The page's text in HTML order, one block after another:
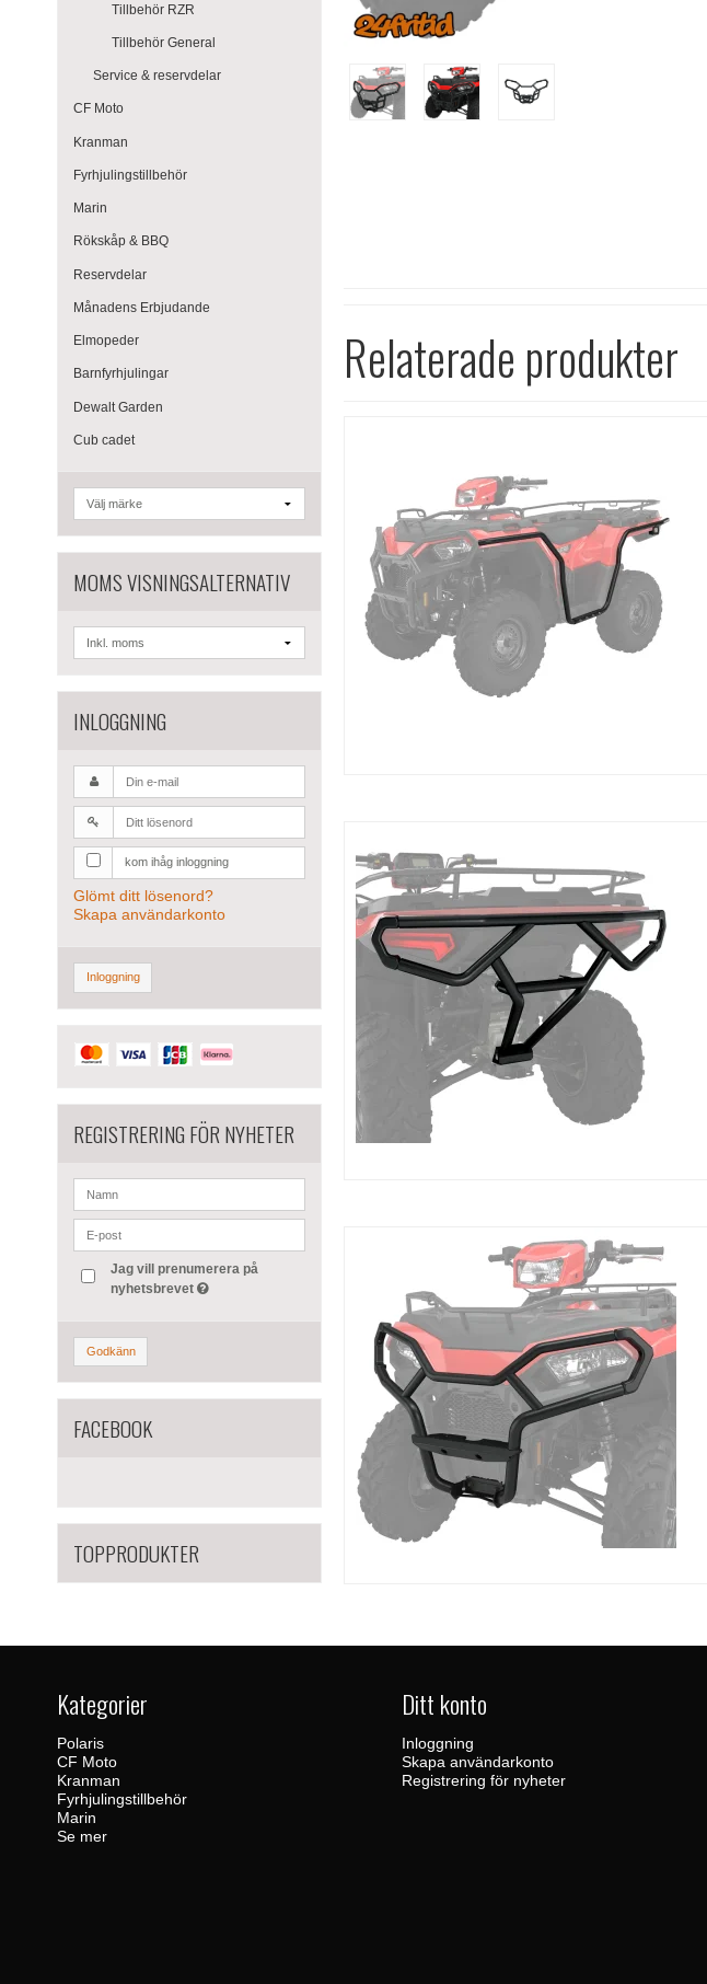
Tillbehör RZR
Tillbehör General
Service & reservdelar
CF Moto
Kranman
Fyrhjulingstillbehör
Marin
Rökskåp & BBQ
Reservdelar
Månadens Erbjudande
Elmopeder
Barnfyrhjulingar
Dewalt Garden
Cub cadet
MOMS VISNINGSALTERNATIV
INLOGGNING
kom ihåg inloggning
Glömt ditt lösenord?
Skapa användarkonto
Inloggning
REGISTRERING FÖR NYHETER
Jag vill prenumerera på
nyhetsbrevet
Godkänn
FACEBOOK
TOPPRODUKTER
Relaterade produkter
Kategorier
Polaris
CF Moto
Kranman
Fyrhjulingstillbehör
Marin
Se mer
Ditt konto
Inloggning
Skapa användarkonto
Registrering för nyheter